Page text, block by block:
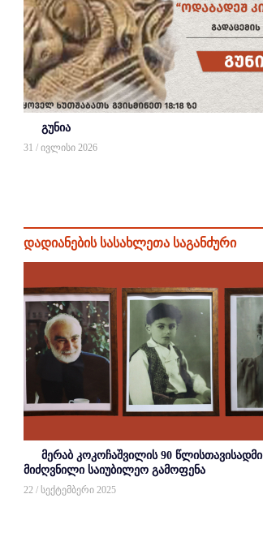
გუნია
31 / ივლისი 2026
დადიანების სასახლეთა საგანძური
მერაბ კოკოჩაშვილის 90 წლისთავისადმი
მიძღვნილი საიუბილეო გამოფენა
22 / სექტემბერი 2025